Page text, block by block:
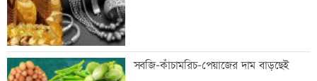
প্রথম শ্রেণিতে ভর্তি লটারিতে
সবজি-কাঁচামরিচ-পেয়াজের দাম বাড়ছেই